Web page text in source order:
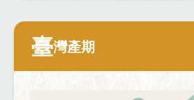
臺灣產期